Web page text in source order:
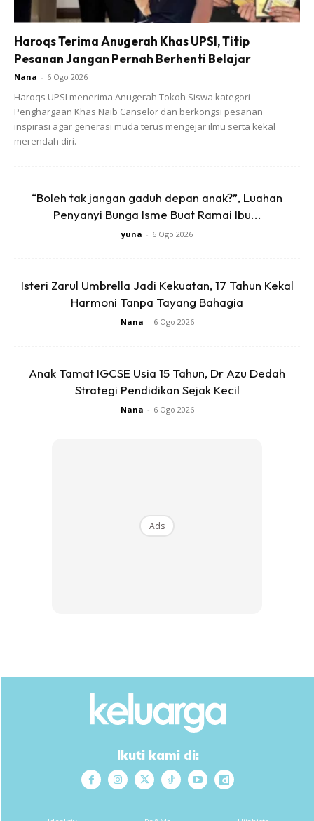
Apa yang lebih menghibakan bila mana momen indah
Instagram Bella Astillah.
Haroqs Terima Anugerah Khas UPSI, Titip
Pesanan Jangan Pernah Berhenti Belajar
Nana - 6 Ogo 2026
Haroqs UPSI menerima Anugerah Tokoh Siswa kategori
Penghargaan Khas Naib Canselor dan berkongsi pesanan
inspirasi agar generasi muda terus mengejar ilmu serta kekal
merendah diri.
“Boleh tak jangan gaduh depan anak?”, Luahan
Penyanyi Bunga Isme Buat Ramai Ibu...
yuna - 6 Ogo 2026
Isteri Zarul Umbrella Jadi Kekuatan, 17 Tahun Kekal
Harmoni Tanpa Tayang Bahagia
Nana - 6 Ogo 2026
Anak Tamat IGCSE Usia 15 Tahun, Dr Azu Dedah
Strategi Pendidikan Sejak Kecil
Nana - 6 Ogo 2026
Ads
Ikuti kami di: